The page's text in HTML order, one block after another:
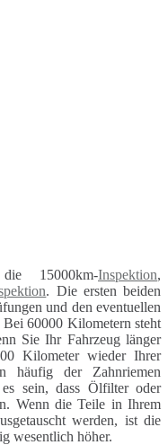
15000km-Inspektion,
. Die ersten beiden
und den eventuellen
60000 Kilometern steht
Sie Ihr Fahrzeug länger
Kilometer wieder Ihrer
häufig der Zahnriemen
sein, dass Ölfilter oder
Wenn die Teile in Ihrem
werden, ist die
wesentlich höher.